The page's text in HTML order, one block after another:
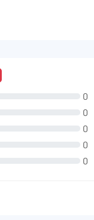
0
0
0
0
0